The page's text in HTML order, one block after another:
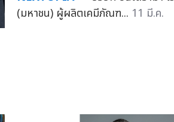
(มหาชน) ผู้ผลิตเคมีภัณฑ... 11 มี.ค.